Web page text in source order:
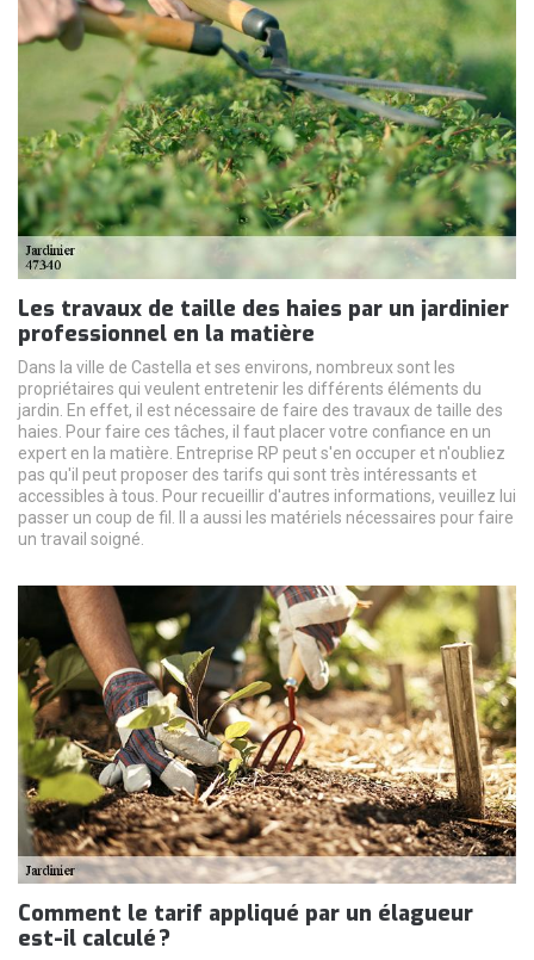
Les travaux de taille des haies par un jardinier
professionnel en la matière
Dans la ville de Castella et ses environs, nombreux sont les
propriétaires qui veulent entretenir les différents éléments du
jardin. En effet, il est nécessaire de faire des travaux de taille des
haies. Pour faire ces tâches, il faut placer votre confiance en un
expert en la matière. Entreprise RP peut s'en occuper et n'oubliez
pas qu'il peut proposer des tarifs qui sont très intéressants et
accessibles à tous. Pour recueillir d'autres informations, veuillez lui
passer un coup de fil. Il a aussi les matériels nécessaires pour faire
un travail soigné.
Comment le tarif appliqué par un élagueur
est-il calculé ?